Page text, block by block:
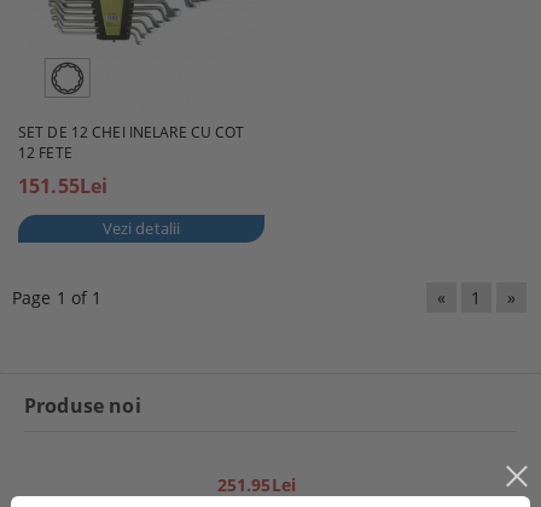
SET DE 12 CHEI INELARE CU COT
12 FETE
151.55Lei
Vezi detalii
Page 1 of 1 « 1 »
Produse noi
251.95Lei